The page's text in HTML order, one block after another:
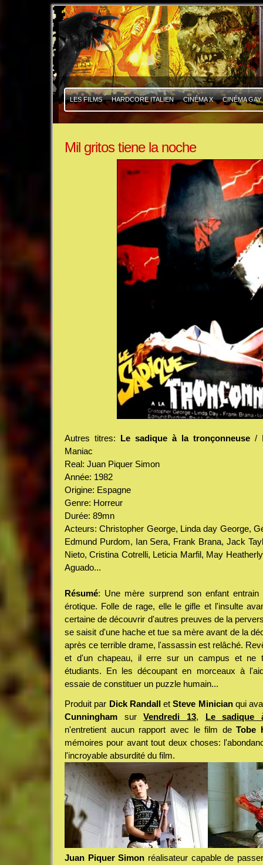
LES FILMS HARDCORE ITALIEN CINÉMA X CINÉMA GAY
Mil gritos tiene la noche
Autres titres: Le sadique à la tronçonneuse /
Maniac
Real: Juan Piquer Simon
Année: 1982
Origine: Espagne
Genre: Horreur
Durée: 89mn
Acteurs: Christopher George, Linda day George,
Edmund Purdom, Ian Sera, Frank Brana, Jack
Nieto, Cristina Cotrelli, Leticia Marfil, May
Aguado...
Résumé: Une mère surprend son enfant
érotique. Folle de rage, elle le gifle et l'insulte
certaine de découvrir d'autres preuves de la
se saisit d'une hache et tue sa mère avant de la
après ce terrible drame, l'assassin est relâché.
et d'un chapeau, il erre sur un campus et ne
étudiants. En les découpant en morceaux à
essaie de constituer un puzzle humain...
Produit par Dick RandalletSteve Minicianqui
Cunningham surVendredi 13, Le sadique
n'entretient aucun rapport avec le film deTobe
mémoires pour avant tout deux choses:
l'incroyable absurdité du film.
Juan Piquer Simon réalisateur capable de